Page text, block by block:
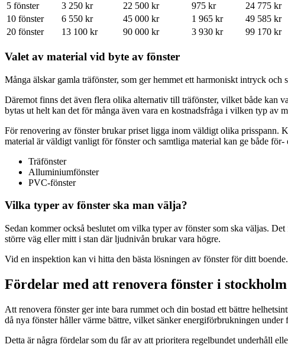
5 fönster
3 250 kr 22 500 kr 975 kr
24 775 kr
10 fönster
6 550 kr 45 000 kr 1 965 kr
49 585 kr
20 fönster
13 100 kr 90 000 kr 3 930 kr 99 170 kr
Valet av material vid byte av fönster
Många älskar gamla träfönster, som ger hemmet ett harmoniskt intryck
Däremot finns det även flera olika alternativ till träfönster, vilket både kan
bytas ut helt kan det för många även vara en kostnadsfråga i vilken typ av
För renovering av fönster brukar priset ligga inom väldigt olika prisspann.
material är väldigt vanligt för fönster och samtliga material kan ge både för-
Träfönster
Alluminiumfönster
PVC-fönster
Vilka typer av fönster ska man välja?
Sedan kommer också beslutet om vilka typer av fönster som ska väljas.
större väg eller mitt i stan där ljudnivån brukar vara högre.
Vid en inspektion kan vi hitta den bästa lösningen av fönster för ditt boende.
Fördelar med att renovera fönster i stockholm
Att renovera fönster ger inte bara rummet och din bostad ett bättre
då nya fönster håller värme bättre, vilket sänker energiförbrukningen under
Detta är några fördelar som du får av att prioritera regelbundet underhåll